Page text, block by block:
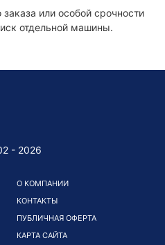
или особой срочности
отдельной машины.
- 2026
О КОМПАНИИ
КОНТАКТЫ
ПУБЛИЧНАЯ ОФЕРТА
КАРТА САЙТА